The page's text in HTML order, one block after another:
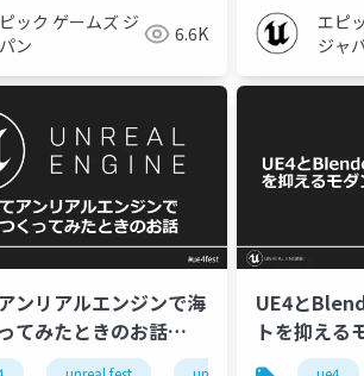
ック ゲームズ ジ
ン
6.6K
エピ
ジャ
ンリアルエンジンで海
てみたときのお話
FEST EAST 2019】
UE4と
トを抑える
【UNREAL